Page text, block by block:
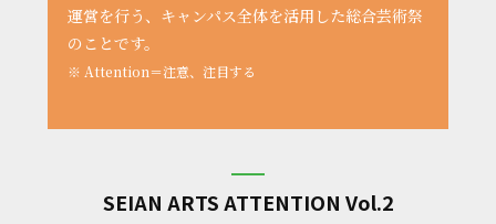
運営を行う、キャンパス全体を活用した総合芸術祭
のことです。
※ Attention＝注意、注目する
SEIAN ARTS ATTENTION Vol.2